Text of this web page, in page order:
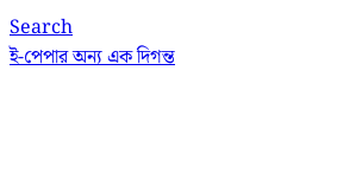
Search
ই-পেপারঅন্য এক দিগন্ত